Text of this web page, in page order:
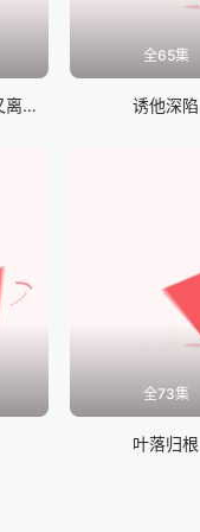
报告傅总！太太她又离家出走了
全65集
诱他深陷
全73集
叶落归根